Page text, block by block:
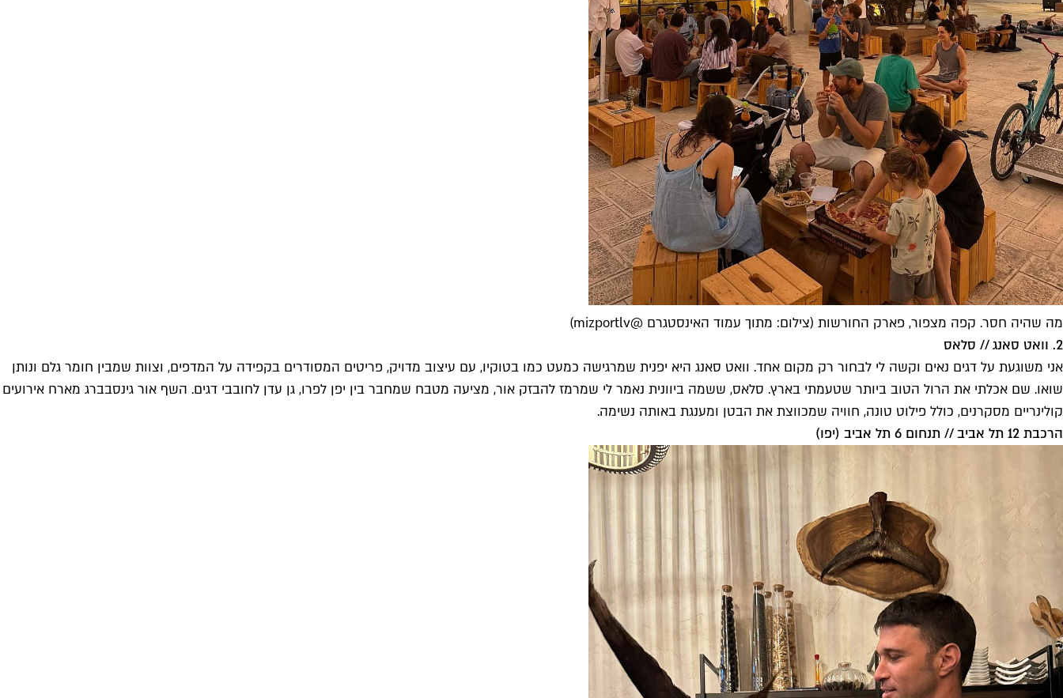
מה שהיה חסר. קפה מצפור, פארק החורשות (צילום: מתוך עמוד האינסטגרם @mizportlv)
2. וואט סאנג // סלאס
אני משוגעת על דגים נאים וקשה לי לבחור רק מקום אחד. וואט סאנג היא יפנית שמרגישה כמעט כמו בטוקיו, עם עיצוב מדויק, פריטים המסודרים בקפידה על המדפים, וצוות שמבין חומר גלם ונותן
שואו. שם אכלתי את הרול הטוב ביותר שטעמתי בארץ. סלאס, ששמה ביוונית נאמר לי שמרמז להבזק אור, מציעה מטבח שמחבר בין יפן לפרו, גן עדן לחובבי דגים. השף אור גינסבברג מארח אירועים
קולינריים מסקרנים, כולל פילוט טונה, חוויה שמכווצת את הבטן ומענגת באותה נשימה.
הרכבת 12 תל אביב // תנחום 6 תל אביב (יפו)